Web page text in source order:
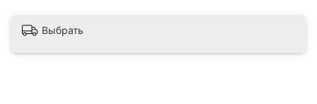
Выбрать